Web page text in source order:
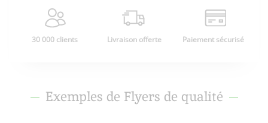
30 000 clients Livraison offerte Paiement sécurisé
Exemples de Flyers de qualité